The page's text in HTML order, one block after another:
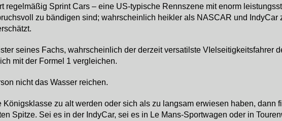
regelmäßig Sprint Cars – eine US-typische Rennszene mit enorm
zu bändigen sind; wahrscheinlich heikler als NASCAR und IndyCar
seines Fachs, wahrscheinlich der derzeit versatilste VIelseitigkeitsfahrer
mit der Formel 1 vergleichen.
nicht das Wasser reichen.
zu alt werden oder sich als zu langsam erwiesen haben, dann
Spitze. Sei es in der IndyCar, sei es in Le Mans-Sportwagen oder in